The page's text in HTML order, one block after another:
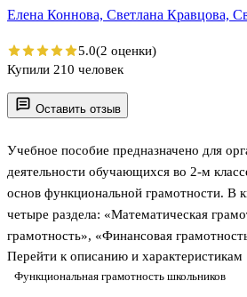
Оставить отзыв
Функциональная грамотность школьников
Учебное пособие предназначено для
деятельности обучающихся во 2-м
основ функциональной грамотности. В
четыре раздела: «Математическая
грамотность», «Финансовая
научная грамотность». В пособие
типов, которые носят практико-
Перейти к описанию и характеристикам
Елена Коннова, Светлана Кравцова,
5.0(2 оценки)
Купили 210 человек